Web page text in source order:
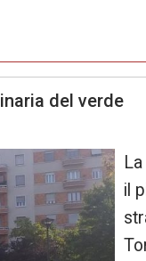
del verde
il